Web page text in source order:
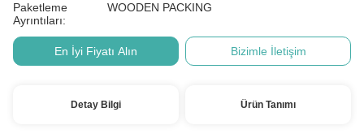
Paketleme
Ayrıntıları:
WOODEN PACKING
En İyi Fiyatı Alın Bizimle İletişim
Detay Bilgi Ürün Tanımı